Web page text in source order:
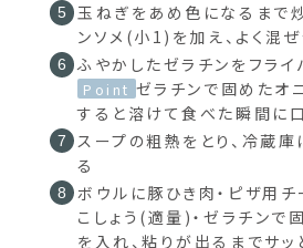
玉ねぎをあめ色になるまで
ンソメ(小1)を加え、よく混
ふやかしたゼラチンをフラ
Point ゼラチンで固めたオ
すると溶けて食べた瞬間に
スープの粗熱をとり、冷蔵
る
ボウルに豚ひき肉・ピザ用
こしょう(適量)・ゼラチンで
を入れ、粘りが出るまでサ